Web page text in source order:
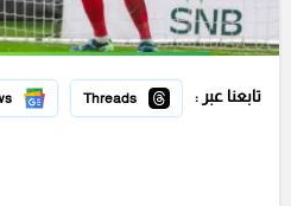
تابعنا عبر : Threads